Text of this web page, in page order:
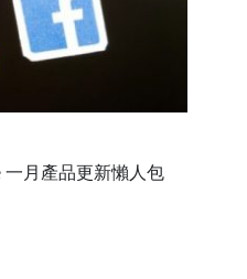
一月產品更新懶人包